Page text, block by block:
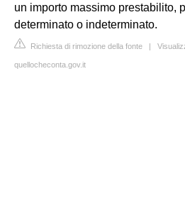
un importo massimo prestabilito,
determinato o indeterminato.
Richiesta di rimozione della fonte |
quellocheconta.gov.it